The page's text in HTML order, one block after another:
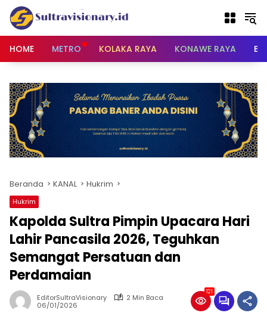
Langsung
konten
HOME
METRO KOLAKA RAYA KONAWE RAYA
Beranda KANAL Hukrim
Hukrim
Kapolda Sultra Pimpin Upacara Hari
Lahir Pancasila 2026, Teguhkan
Semangat Persatuan dan
Perdamaian
EditorSultraVisionary
2 Min Baca
06/01/2026
121